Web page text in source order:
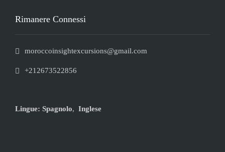
Rimanere Connessi
moroccoinsightexcursions@gmail.com
+212673522856
Lingue: Spagnolo, Inglese